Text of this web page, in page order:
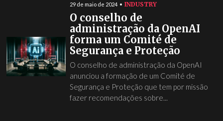
29 de maio de 2024 INDUSTRY
O conselho de
administração da OpenAI
forma um Comité de
Segurança e Proteção
O conselho de administração da OpenAI
anunciou a formação de um Comité de
Segurança e Proteção que tem por missão
fazer recomendações sobre...